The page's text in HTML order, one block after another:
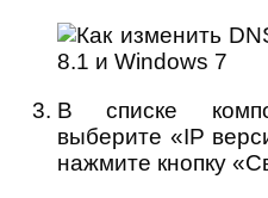
В списке
выберите «IP
нажмите кнопку